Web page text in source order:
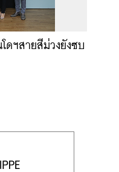
ดฯสายสีม่วงยังซบ